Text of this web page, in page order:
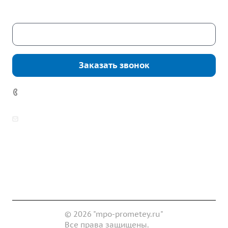
Заказать звонок
© 2026 "mpo-prometey.ru"
Все права защищены.